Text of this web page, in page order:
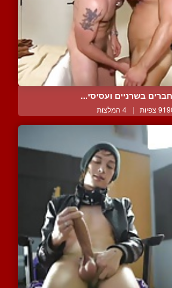
בשרניים ועסיסי...
צפיות | 4 המלצות